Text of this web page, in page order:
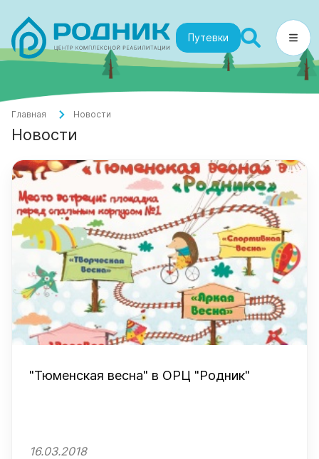
Путевки
Главная Новости
Новости
"Тюменская весна" в ОРЦ "Родник"
16.03.2018